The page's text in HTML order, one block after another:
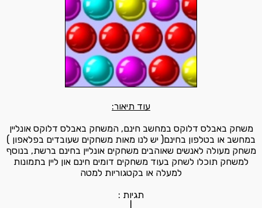
עוד תיאור:
משחק באבלס דלוקס במחשב חינם, המשחק באבלס דלוקס אונליין
במחשב או בטלפון בחינם( יש לנו מאות משחקים שעובדים בפלאפון )
משחק מעולה לאנשים שאוהבים משחקים אונליין בחינם ברשת, בנוסף
למשחק תוכלו לשחק בעוד משחקים דומים חינם און ליין בתמונות
למעלה או בקטגוריות למטה
תגיות :